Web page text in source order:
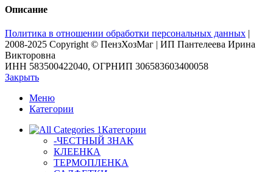
Описание
Политика в отношении обработки персональных данных |
2008-2025 Copyright © ПензХозМаг | ИП Пантелеева Ирина
Викторовна
ИНН 583500422040, ОГРНИП 306583603400058
Закрыть
Меню
Категории
Категории
-ЧЕСТНЫЙ ЗНАК
КЛЕЕНКА
ТЕРМОПЛЕНКА